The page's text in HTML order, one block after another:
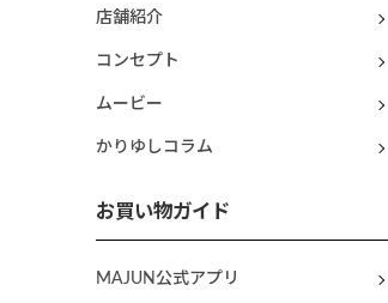
店舗紹介
コンセプト
ムービー
かりゆしコラム
お買い物ガイド
MAJUN公式アプリ